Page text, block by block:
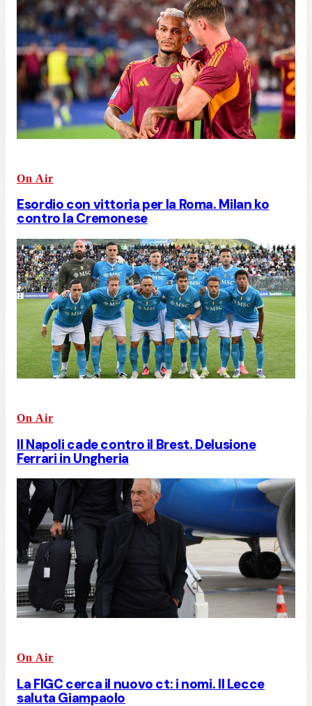
On Air
Esordio con vittoria per la Roma. Milan ko
contro la Cremonese
On Air
Il Napoli cade contro il Brest. Delusione
Ferrari in Ungheria
On Air
La FIGC cerca il nuovo ct: i nomi. Il Lecce
saluta Giampaolo